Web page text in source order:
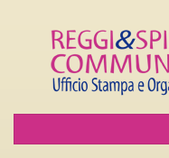
06/08/2026
LILIANA CAVANI
LUCCA FILM
AL 4 OTTOBRE